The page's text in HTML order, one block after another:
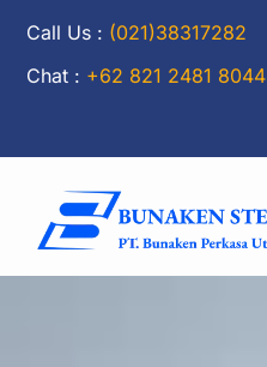
Call Us : (021)38317282
Chat : +62 821 2481 8044